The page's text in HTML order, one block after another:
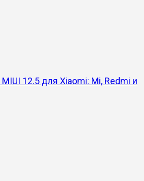
12.5 для Xiaomi: Mi, Redmi и